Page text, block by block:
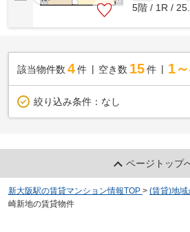
5階 / 1R /
該当物件数 4件 空き数 15 件 1
絞り込み条件： なし
ページトップ
新大阪駅の賃貸マンション情報TOP > (賃貸)地域
崎新地の賃貸物件